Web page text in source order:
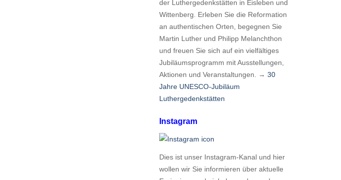
der Luthergedenkstätten in Eisleben und
Wittenberg. Erleben Sie die Reformation
an authentischen Orten, begegnen Sie
Martin Luther und Philipp Melanchthon
und freuen Sie sich auf ein vielfältiges
Jubiläumsprogramm mit Ausstellungen,
Aktionen und Veranstaltungen. → 30
Jahre UNESCO-Jubiläum
Luthergedenkstätten
Instagram
Dies ist unser Instagram-Kanal und hier
wollen wir Sie informieren über aktuelle